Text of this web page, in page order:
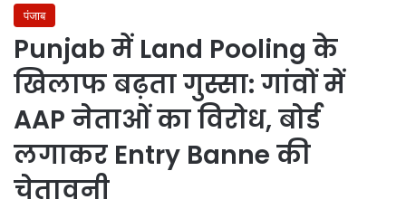
पंजाब
Punjab में Land Pooling के
खिलाफ बढ़ता गुस्सा: गांवों में
AAP नेताओं का विरोध, बोर्ड
लगाकर Entry Banne की
चेतावनी